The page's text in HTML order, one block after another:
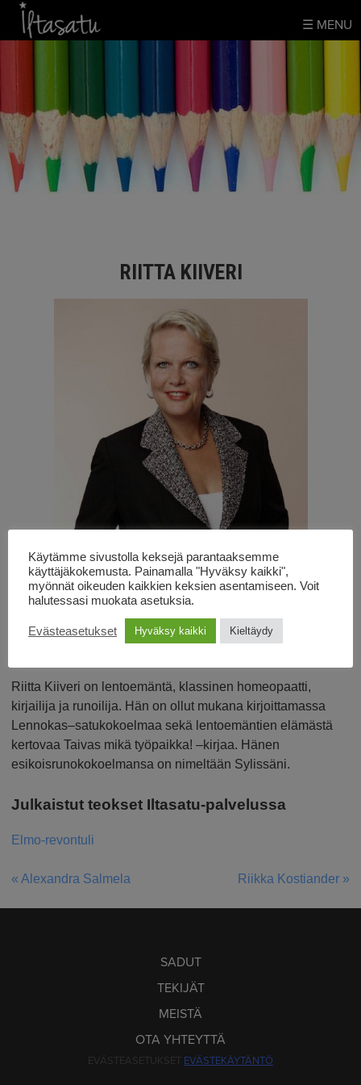
Skip
☰ MENU
RIITTA KIIVERI
Riitta Kiiveri on lentoemäntä, klassinen homeopaatti,
kirjailija ja runoilija. Hän on ollut mukana kirjoittamassa
Lennokas–satukokoelmaa sekä lentoemäntien elämästä
kertovaa Taivas mikä työpaikka! –kirjaa. Hänen
esikoisrunokokoelmansa on nimeltään Sylissäni.
Julkaistut teokset Iltasatu-palvelussa
Elmo-revontuli
ARTIKKELIEN
« Alexandra Salmela Riikka Kostiander »
SADUT
TEKIJÄT
MEISTÄ
OTA YHTEYTTÄ
EVÄSTEASETUKSET EVÄSTEKÄYTÄNTÖ
Käytämme sivustolla keksejä parantaaksemme
käyttäjäkokemusta. Painamalla "Hyväksy kaikki",
myönnät oikeuden kaikkien keksien asentamiseen. Voit
halutessasi muokata asetuksia.
Evästeasetukset Hyväksy kaikki Kieltäydy